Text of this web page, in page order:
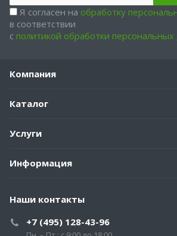
Я согласен на обработку
в соответствии
с политикой обработки
Компания
Каталог
Услуги
Информация
Наши контакты
+7 (495) 128-43-96